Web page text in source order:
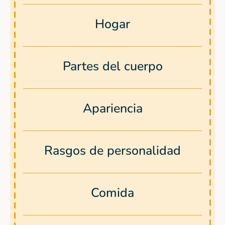
Hogar
Partes del cuerpo
Apariencia
Rasgos de personalidad
Comida